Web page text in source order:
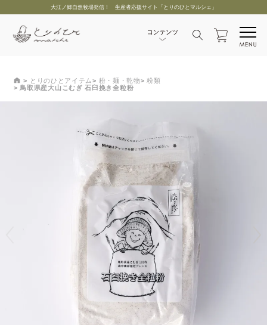
大江ノ郷自然牧場発信！ 生産者応援サイト「とりのひとマルシェ」
とりのひとアイテム 粉・麺・乾物
粉類
鳥取県産大山こむぎ 石臼挽き全粒粉